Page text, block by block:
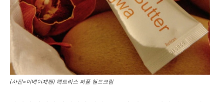
(사진=이베이재팬) 헤트라스 퍼퓸 핸드크림